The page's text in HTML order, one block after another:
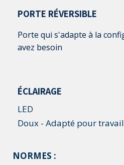
PORTE RÉVERSIBLE
Porte qui s'adapte à la
avez besoin
ÉCLAIRAGE
LED
Doux - Adapté pour
NORMES :